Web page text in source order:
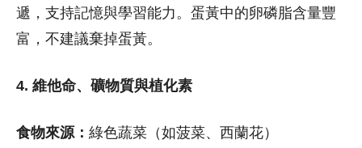
遞，支持記憶與學習能力。蛋黃中的卵磷脂含量豐
富，不建議棄掉蛋黃。
4. 維他命、礦物質與植化素
食物來源： 綠色蔬菜（如菠菜、西蘭花）